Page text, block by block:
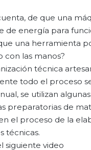
de que una
de energía para
una herramienta
con las manos?
técnica
todo el proceso
se utilizan
preparatorias de
el proceso de la
técnicas.
siguiente video